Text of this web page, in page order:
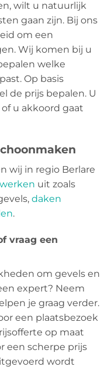
wilt u natuurlijk
gaan zijn. Bij ons
om een
Wij komen bij u
welke
Op basis
de prijs bepalen. U
u akkoord gaat
wij in regio Berlare
uit zoals
daken
.
vraag een
om gevels en
expert? Neem
je graag verder.
een plaatsbezoek
op maat
een scherpe prijs
wordt